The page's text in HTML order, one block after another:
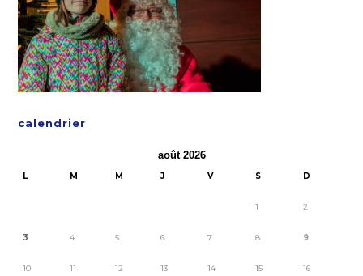
calendrier
août 2026
L M M J V S D
1 2
3 4 5 6 7 8 9
10 11 12 13 14 15 16